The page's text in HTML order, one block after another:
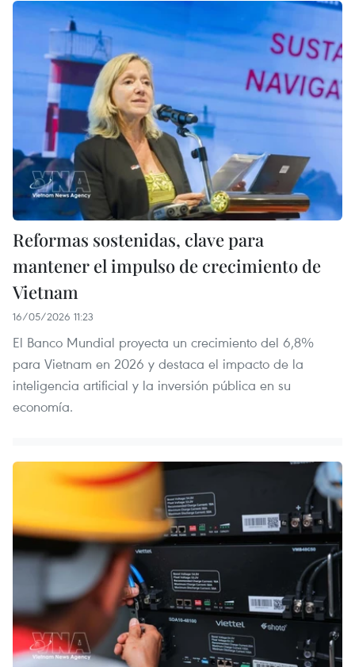
Reformas sostenidas, clave para
mantener el impulso de crecimiento de
Vietnam
16/05/2026 11:23
El Banco Mundial proyecta un crecimiento del 6,8%
para Vietnam en 2026 y destaca el impacto de la
inteligencia artificial y la inversión pública en su
economía.